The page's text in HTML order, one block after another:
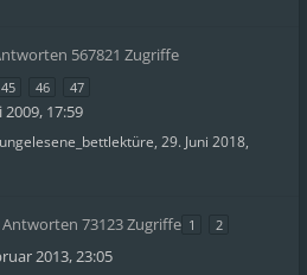
567821 Zugriffe
45 46 47
2009, 17:59
ungelesene_bettlektüre, 29. Juni 2018,
Antworten 73123 Zugriffe 1 2
2013, 23:05